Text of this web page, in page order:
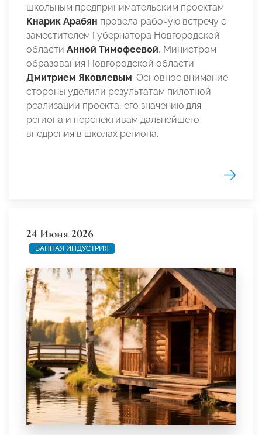
школьным предпринимательским проектам
Кнарик Арабян провела рабочую встречу с
заместителем Губернатора Новгородской
области Анной Тимофеевой, Министром
образования Новгородской области
Дмитрием Яковлевым. Основное внимание
стороны уделили результатам пилотной
реализации проекта, его значению для
региона и перспективам дальнейшего
внедрения в школах региона.
24 Июня 2026
БАННАЯ ИНДУСТРИЯ